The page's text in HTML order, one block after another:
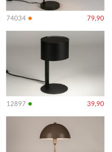
74034 • 79,90
12897 • 39,90
Info
Info